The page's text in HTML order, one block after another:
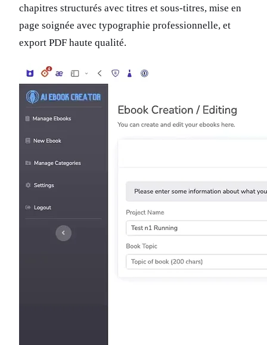
chapitres structurés avec titres et sous-titres, mise en
page soignée avec typographie professionnelle, et
export PDF haute qualité.